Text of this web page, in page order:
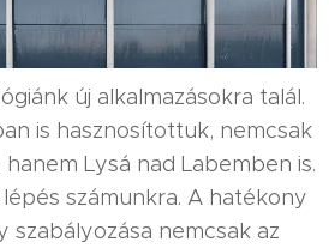
új alkalmazásokra talál.
is hasznosítottuk, nemcsak
Lysá nad Labemben is.
számunkra. A hatékony
szabályozása nemcsak az